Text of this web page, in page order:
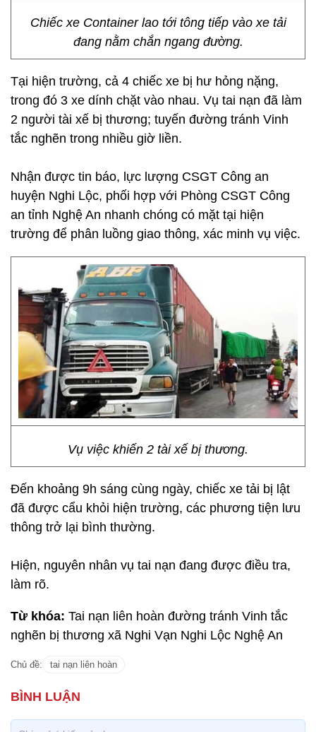
Chiếc xe Container lao tới tông tiếp vào xe tải
đang nằm chắn ngang đường.
Tại hiện trường, cả 4 chiếc xe bị hư hỏng nặng,
trong đó 3 xe dính chặt vào nhau. Vụ tai nạn đã làm
2 người tài xế bị thương; tuyến đường tránh Vinh
tắc nghẽn trong nhiều giờ liền.
Nhận được tin báo, lực lượng CSGT Công an
huyện Nghi Lộc, phối hợp với Phòng CSGT Công
an tỉnh Nghệ An nhanh chóng có mặt tại hiện
trường để phân luồng giao thông, xác minh vụ việc.
Vụ việc khiến 2 tài xế bị thương.
Đến khoảng 9h sáng cùng ngày, chiếc xe tải bị lật
đã được cẩu khỏi hiện trường, các phương tiện lưu
thông trở lại bình thường.
Hiện, nguyên nhân vụ tai nạn đang được điều tra,
làm rõ.
Từ khóa: Tai nạn liên hoàn đường tránh Vinh tắc
nghẽn bị thương xã Nghi Vạn Nghi Lộc Nghệ An
Chủ đề: tai nạn liên hoàn